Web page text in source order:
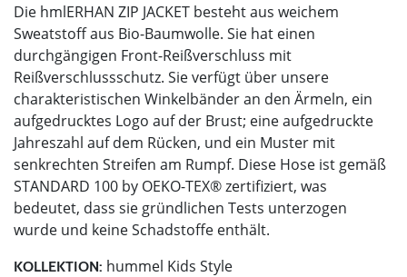
Die hmlERHAN ZIP JACKET besteht aus weichem
Sweatstoff aus Bio-Baumwolle. Sie hat einen
durchgängigen Front-Reißverschluss mit
Reißverschlussschutz. Sie verfügt über unsere
charakteristischen Winkelbänder an den Ärmeln, ein
aufgedrucktes Logo auf der Brust; eine aufgedruckte
Jahreszahl auf dem Rücken, und ein Muster mit
senkrechten Streifen am Rumpf. Diese Hose ist gemäß
STANDARD 100 by OEKO-TEX® zertifiziert, was
bedeutet, dass sie gründlichen Tests unterzogen
wurde und keine Schadstoffe enthält.
KOLLEKTION: hummel Kids Style